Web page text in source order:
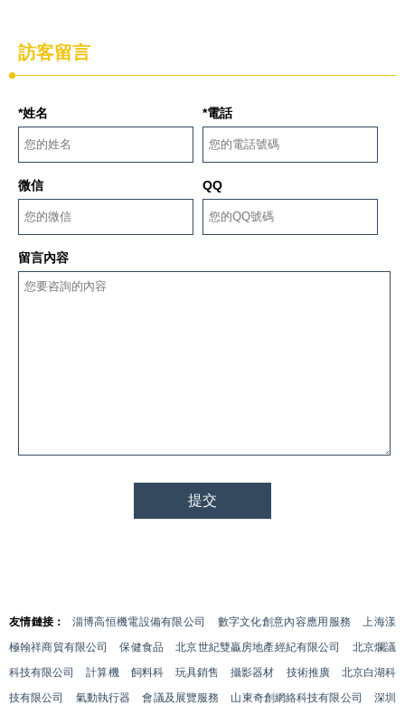
訪客留言
*姓名 *電話
微信 QQ
留言內容
友情鏈接： 淄博高恒機電設備有限公司 數字文化創意內容應用服務
上海漾
極翰祥商貿有限公司
保健食品 北京世紀雙贏房地產經紀有限公司
北京爛議
科技有限公司
計算機 飼料科 玩具銷售 攝影器材 技術推廣
北京白湖科
技有限公司
氣動執行器 會議及展覽服務 山東奇創網絡科技有限公司
深圳